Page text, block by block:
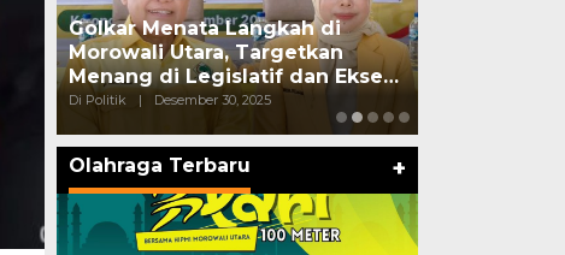
Golkar Menata Langkah di
Morowali Utara, Targetkan
Menang di Legislatif dan Ekse…
Di Politik | Desember 30, 2025
Olahraga Terbaru +